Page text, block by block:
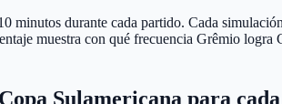
minutos durante cada partido. Cada
muestra con qué frecuencia Grêmio logra
Sulamericana para